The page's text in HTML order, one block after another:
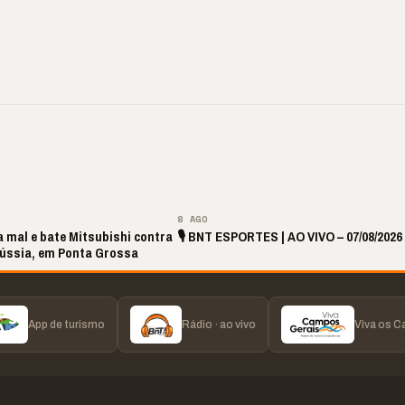
mal e bate Mitsubishi contra
em Ponta Grossa
8 AGO
🎙️ BNT ESPORTES | AO VIVO – 07/08/2026
App de turismo Rádio · ao vivo Viva os